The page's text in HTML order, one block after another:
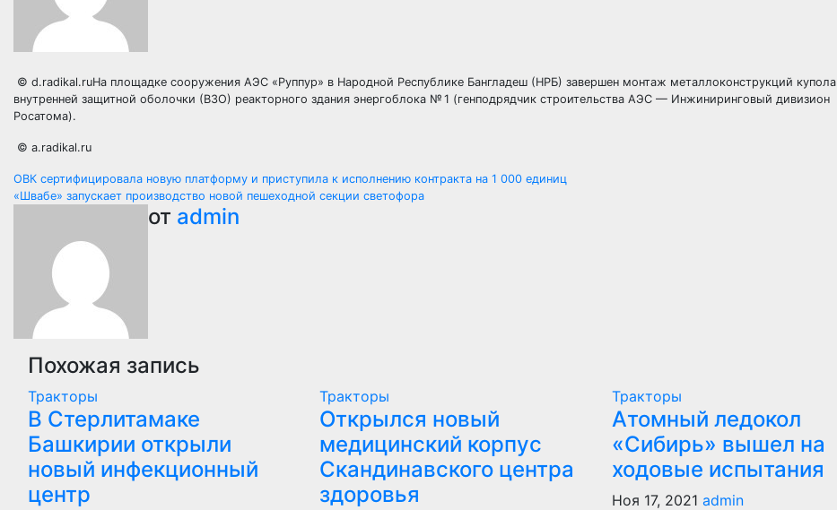
© d.radikal.ruНа площадке сооружения АЭС «Руппур» в Народной Республике Бангладеш (НРБ) завершен монтаж металлоконструкций купола
внутренней защитной оболочки (ВЗО) реакторного здания энергоблока № 1 (генподрядчик строительства АЭС — Инжиниринговый дивизион
Росатома).
© a.radikal.ru
Навигация
записям
ОВК сертифицировала новую платформу и приступила к исполнению контракта на 1 000 единиц
«Швабе» запускает производство новой пешеходной секции светофора
от admin
Похожая запись
Тракторы
В Стерлитамаке
Башкирии открыли
новый инфекционный
центр
Тракторы
Открылся новый
медицинский корпус
Скандинавского центра
здоровья
Тракторы
Атомный ледокол
«Сибирь» вышел на
ходовые испытания
Ноя 17, 2021 admin